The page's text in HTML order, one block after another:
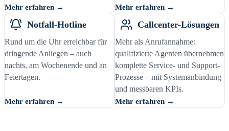
Mehr erfahren → Mehr erfahren →
Notfall-Hotline
Rund um die Uhr erreichbar für
dringende Anliegen – auch
nachts, am Wochenende und an
Feiertagen.
Mehr erfahren →
Callcenter-Lösungen
Mehr als Anrufannahme:
qualifizierte Agenten übernehmen
komplette Service- und Support-
Prozesse – mit Systemanbindung
und messbaren KPIs.
Mehr erfahren →